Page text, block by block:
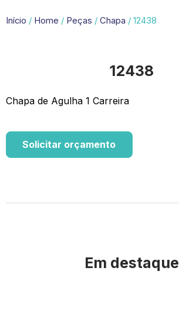
Início / Home / Peças / Chapa / 12438
12438
Chapa de Agulha 1 Carreira
Solicitar orçamento
Em destaque